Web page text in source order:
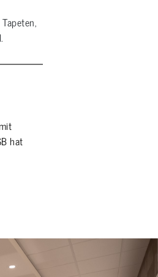
hat